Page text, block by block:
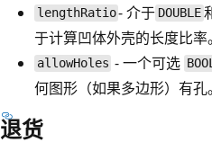
lengthRatio- 介于 DOUBLE
于计算凹体外壳的长度比率。
allowHoles - 一个可选
何图形（如果多边形）有孔
退货